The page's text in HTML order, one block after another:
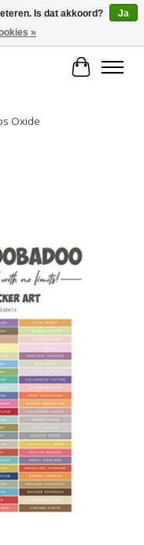
Oxide
Is dat akkoord?
Ja
»